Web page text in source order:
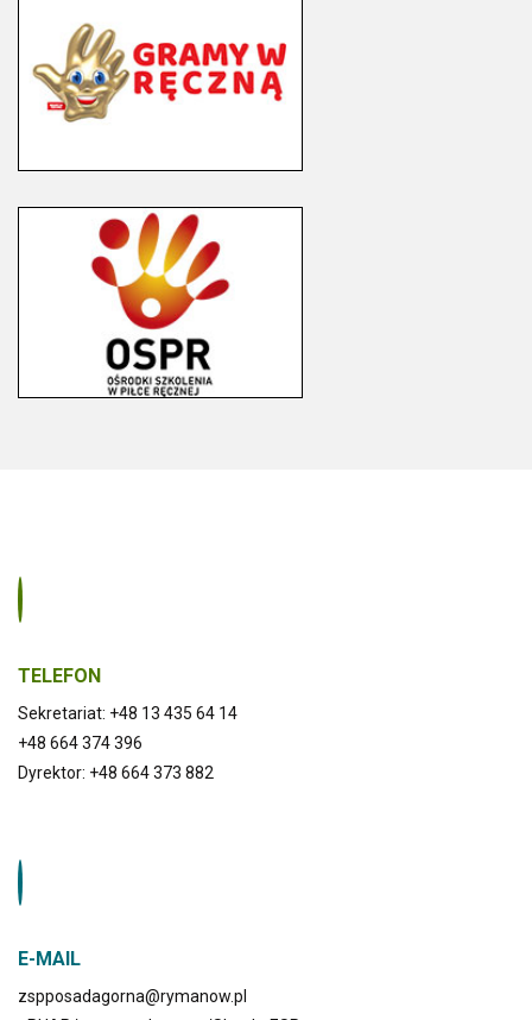
TELEFON
Sekretariat: +48 13 435 64 14
+48 664 374 396
Dyrektor: +48 664 373 882
E-MAIL
zspposadagorna@rymanow.pl